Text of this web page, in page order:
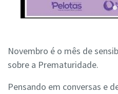
Novembro é o mês de
sobre a Prematuridade.
Pensando em conversas e